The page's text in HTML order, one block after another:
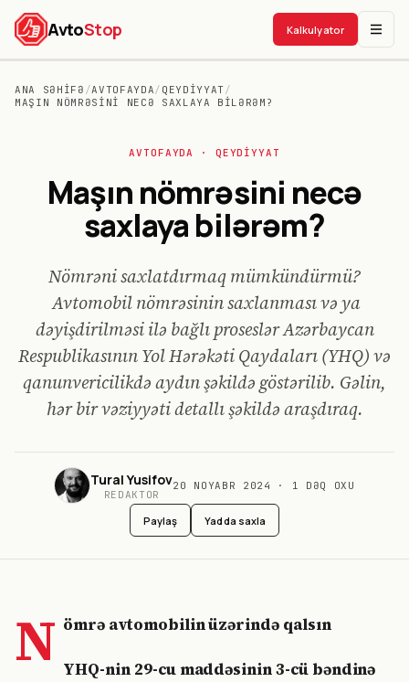
AvtoStop Kalkulyator
ANA SƏHIFƏ /AVTOFAYDA/ QEYDIYYAT/
MAŞIN NÖMRƏSINI NECƏ SAXLAYA BILƏRƏM?
AVTOFAYDA · QEYDIYYAT
Maşın nömrəsini necə
saxlaya bilərəm?
Nömrəni saxlatdırmaq mümkündürmü?
Avtomobil nömrəsinin saxlanması və ya
dəyişdirilməsi ilə bağlı proseslər Azərbaycan
Respublikasının Yol Hərəkəti Qaydaları (YHQ) və
qanunvericilikdə aydın şəkildə göstərilib. Gəlin,
hər bir vəziyyəti detallı şəkildə araşdıraq.
Tural Yusifov
REDAKTOR
20 NOYABR 2024 · 1 DƏQ OXU
Paylaş Yadda saxla
N ömrə avtomobilin üzərində qalsın
YHQ-nin 29-cu maddəsinin 3-cü bəndinə